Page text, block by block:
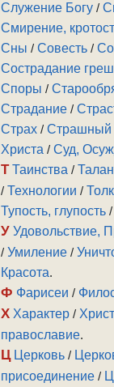
Служение Богу /
Смирение,
Сны /Совесть /
Сострадание
Споры /
Страдание /
Страх /Страшный
Христа /Суд,
Т Таинства /
/Технологии /
Тупость, глупость
У Удовольствие,
/Умиление /
Красота.
Ф Фарисеи /
Х Характер /
православие.
Ц Церковь /
присоединение /